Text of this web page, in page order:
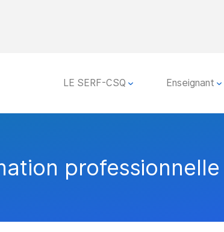
LE SERF-CSQ Enseignant
professionnelle